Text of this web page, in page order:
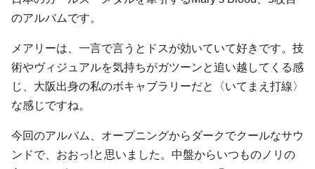
のアルバムです。
メアリーは、一言で言うとドスが効いていて好きです。技
術やヴィジュアルを気持ちがガツーンと追い越してくる感
じ、大阪出身の私のボキャブラリーだと〈いてまえ打線〉
な感じですね。
今回のアルバム、オープニングからダークでクールなサウ
ンドで、おおっ!と思いました。中盤からいつものノリの